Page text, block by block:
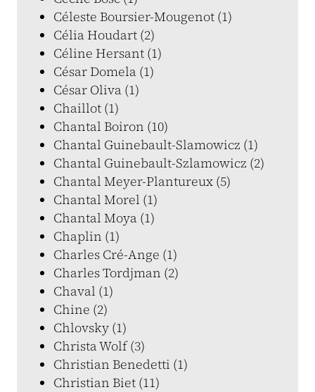
Céleste Boursier-Mougenot (1)
Célia Houdart (2)
Céline Hersant (1)
César Domela (1)
César Oliva (1)
Chaillot (1)
Chantal Boiron (10)
Chantal Guinebault-Slamowicz (1)
Chantal Guinebault-Szlamowicz (2)
Chantal Meyer-Plantureux (5)
Chantal Morel (1)
Chantal Moya (1)
Chaplin (1)
Charles Cré-Ange (1)
Charles Tordjman (2)
Chaval (1)
Chine (2)
Chlovsky (1)
Christa Wolf (3)
Christian Benedetti (1)
Christian Biet (11)